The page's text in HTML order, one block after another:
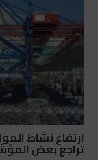
ارتفاع نشاط
تراجع بعض